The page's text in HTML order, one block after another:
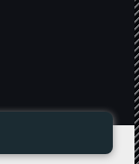
5W-D